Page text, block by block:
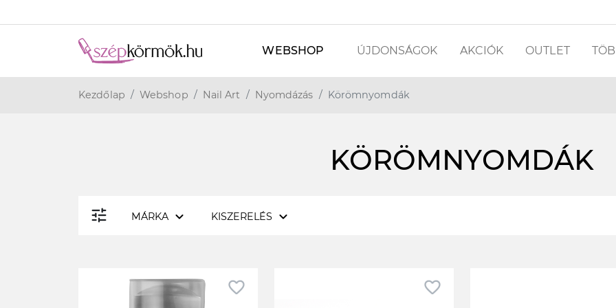
WEBSHOP ÚJDONSÁGOK AKCIÓK OUTLET
Kezdőlap Webshop Nail Art Nyomdázás Körömnyomdák
KÖRÖMNYOMDÁK
tune MÁRKA expand_more KISZERELÉS expand_more
favorite_border favorite_border